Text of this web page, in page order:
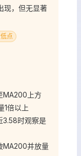
现，但无显著
点
MA200上方
1倍以上
3.58时观察是
MA200并放量